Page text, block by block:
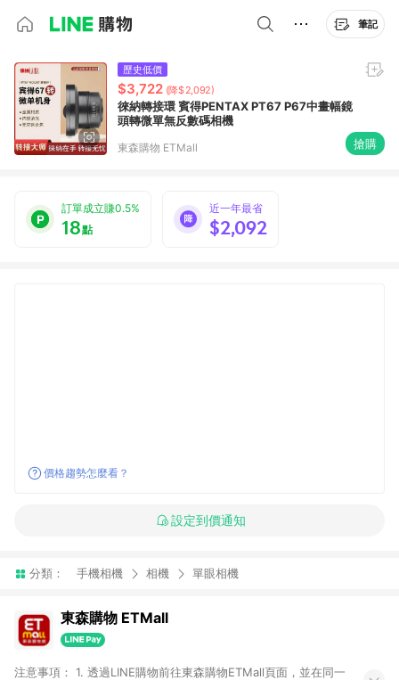
筆記
歷史低價
$3,722 (降$2,092)
徠納轉接環 賓得PENTAX PT67 P67中畫幅鏡
頭轉微單無反數碼相機
東森購物 ETMall 搶購
訂單成立賺0.5%
18點
近一年最省
$2,092
價格趨勢怎麼看？
設定到價通知
分類： 手機相機 相機 單眼相機
東森購物 ETMall
注意事項： 1. 透過LINE購物前往東森購物ETMall頁面，並在同一